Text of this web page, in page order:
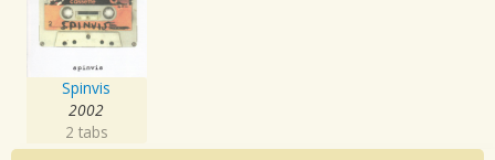
Spinvis
2002
2 tabs